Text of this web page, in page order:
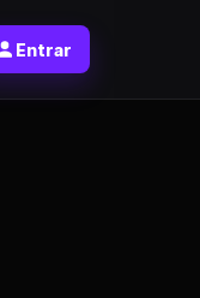
Entrar